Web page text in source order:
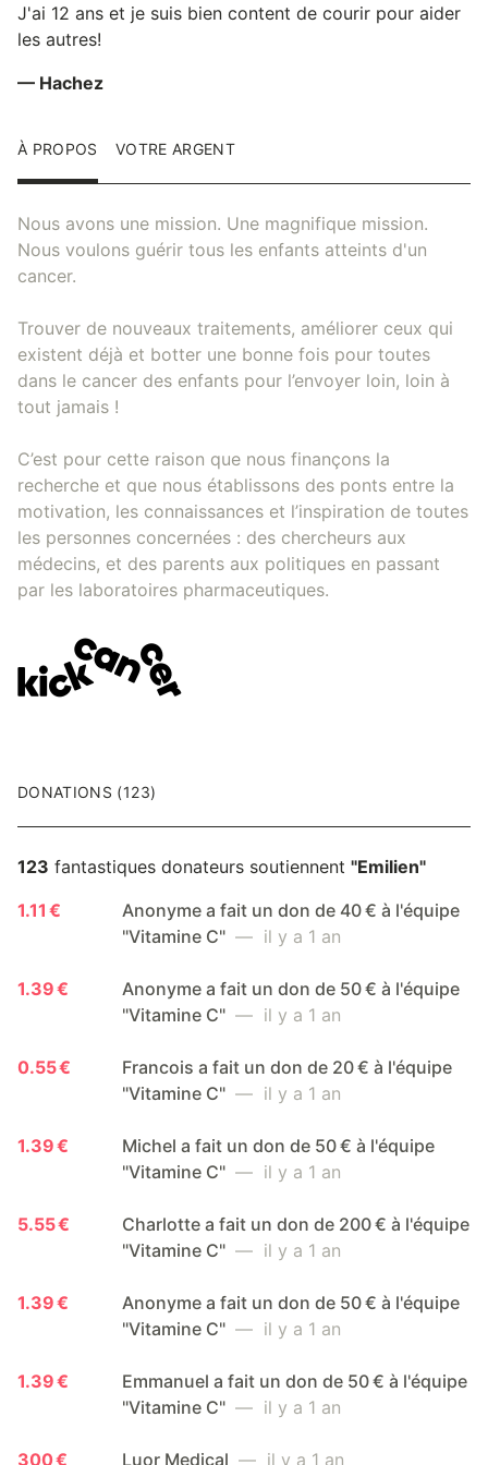
J'ai 12 ans et je suis bien content de courir pour aider
les autres!
— Hachez
À PROPOS VOTRE ARGENT
Nous avons une mission. Une magnifique mission.
Nous voulons guérir tous les enfants atteints d'un
cancer.
Trouver de nouveaux traitements, améliorer ceux qui
existent déjà et botter une bonne fois pour toutes
dans le cancer des enfants pour l’envoyer loin, loin à
tout jamais !
C’est pour cette raison que nous finançons la
recherche et que nous établissons des ponts entre la
motivation, les connaissances et l’inspiration de toutes
les personnes concernées : des chercheurs aux
médecins, et des parents aux politiques en passant
par les laboratoires pharmaceutiques.
DONATIONS (123)
123 fantastiques donateurs soutiennent "Emilien"
1.11 €
Anonyme a fait un don de 40 € à l'équipe
"Vitamine C" — il y a 1 an
1.39 €
Anonyme a fait un don de 50 € à l'équipe
"Vitamine C" — il y a 1 an
0.55 €
Francois a fait un don de 20 € à l'équipe
"Vitamine C" — il y a 1 an
1.39 €
Michel a fait un don de 50 € à l'équipe
"Vitamine C" — il y a 1 an
5.55 €
Charlotte a fait un don de 200 € à l'équipe
"Vitamine C" — il y a 1 an
1.39 €
Anonyme a fait un don de 50 € à l'équipe
"Vitamine C" — il y a 1 an
1.39 €
Emmanuel a fait un don de 50 € à l'équipe
"Vitamine C" — il y a 1 an
300 € Luor Medical — il y a 1 an